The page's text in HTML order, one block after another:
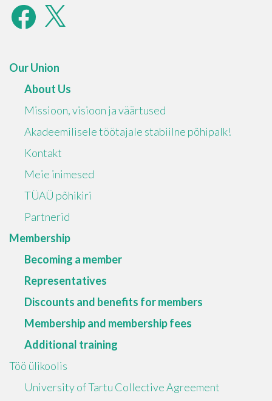
Facebook
X
Our Union
About Us
Missioon, visioon ja väärtused
Akadeemilisele töötajale stabiilne põhipalk!
Kontakt
Meie inimesed
TÜAÜ põhikiri
Partnerid
Membership
Becoming a member
Representatives
Discounts and benefits for members
Membership and membership fees
Additional training
Töö ülikoolis
University of Tartu Collective Agreement